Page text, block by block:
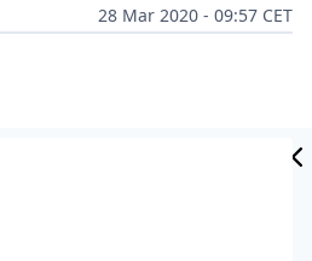
28 Mar 2020 - 09:57 CET